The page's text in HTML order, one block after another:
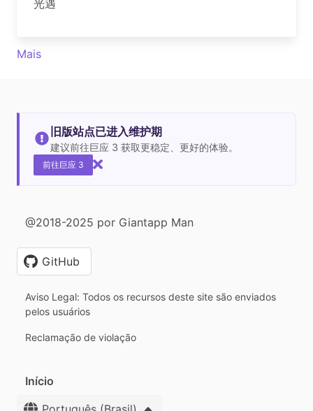
光遇
Mais
旧版站点已进入维护期
建议前往巨应 3 获取更稳定、更好的体验。
前往巨应 3
@2018-2025 por Giantapp Man
GitHub
Aviso Legal: Todos os recursos deste site são enviados
pelos usuários
Reclamação de violação
Início